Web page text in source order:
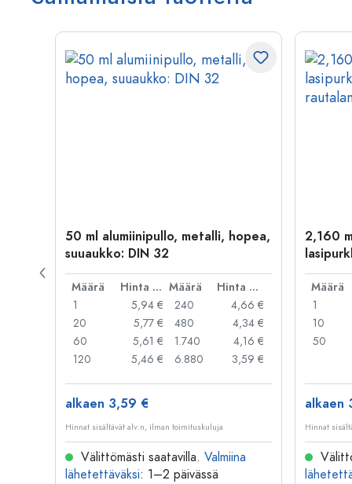
50 ml alumiinipullo, metalli, hopea,
suuaukko: DIN 32
Määrä Hinta per kpl Määrä
Hinta per kpl
1
5,94 €
20
5,77 €
60
5,61 €
120
5,46 €
240
4,66 €
480
4,34 €
1.740
4,16 €
6.880
3,59 €
alkaen 3,59 €
Hinnat sisältävät alv:n, ilman toimituskuluja
Välittömästi saatavilla. Valmiina
lähetettäväksi: 1–2 päivässä
2,160
Määrä
1
10
50
alkaen
Hinnat